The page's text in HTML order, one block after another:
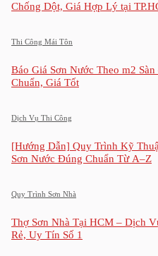
Chống Dột, Giá Hợp Lý tại
Thi Công Mái Tôn
Báo Giá Sơn Nước Theo m2
Chuẩn, Giá Tốt
Dịch Vụ Thi Công
[Hướng Dẫn] Quy Trình Kỹ
Sơn Nước Đúng Chuẩn Từ A–Z
Quy Trình Sơn Nhà
Thợ Sơn Nhà Tại HCM – Dịch
Rẻ, Uy Tín Số 1